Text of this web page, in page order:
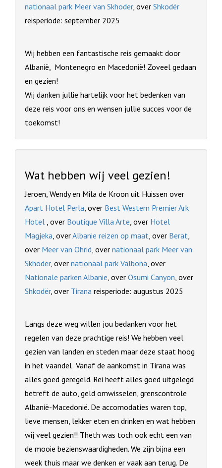
nationaal park Meer van Skhoder, over Shkodër
reisperiode: september 2025
Wij hebben een fantastische reis gemaakt door
Albanië, Montenegro en Macedonië! Zoveel gedaan
en gezien!
Wij danken jullie hartelijk voor het bedenken van
deze reis voor ons en wensen jullie succes voor de
toekomst!
Wat hebben wij veel gezien!
Jeroen, Wendy en Mila de Kroon uit Huissen over
Apart Hotel Perla, over Best Western Premier Ark
Hotel , over Boutique Villa Arte, over Hotel
Magjeka, overAlbanie reizen op maat, over Berat,
over Meer van Ohrid, over nationaal park Meer van
Skhoder, over nationaal park Valbona, over
Nationale parken Albanie, over Osumi Canyon, over
Shkodër, over Tirana reisperiode: augustus 2025
Langs deze weg willen jou bedanken voor het
regelen van deze prachtige reis! We hebben veel
gezien van landen en steden maar deze staat hoog
in het vaandel Vanaf de aankomst in Tirana was
alles goed geregeld. Rei heeft alles goed uitgelegd
betreft de auto, geld omwisselen, grenscontrole
Albanië-Macedonië. De accomodaties waren top,
lieve mensen, lekker eten en drinken en wat hebben
wij veel gezien!! Theth was toch ook echt een van
de mooie bezienswaardigheden. We zijn bijna een
week thuis maar we denken er vaak aan terug. De